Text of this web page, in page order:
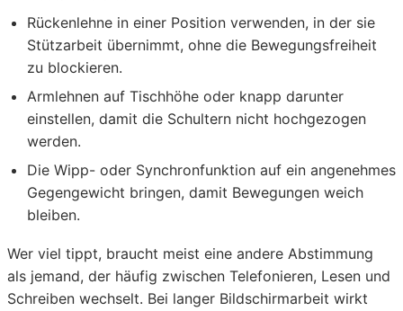
Rückenlehne in einer Position verwenden, in der sie
Stützarbeit übernimmt, ohne die Bewegungsfreiheit
zu blockieren.
Armlehnen auf Tischhöhe oder knapp darunter
einstellen, damit die Schultern nicht hochgezogen
werden.
Die Wipp- oder Synchronfunktion auf ein angenehmes
Gegengewicht bringen, damit Bewegungen weich
bleiben.
Wer viel tippt, braucht meist eine andere Abstimmung
als jemand, der häufig zwischen Telefonieren, Lesen und
Schreiben wechselt. Bei langer Bildschirmarbeit wirkt